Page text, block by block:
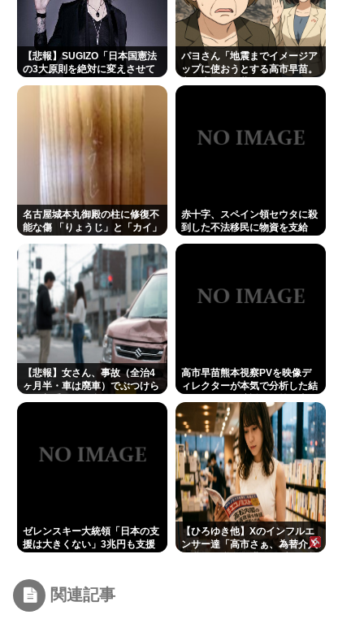
【悲報】SUGIZO「日本国憲法
の3大原則を絶対に変えさせて
パヨさん「地震までイメージア
ップに使おうとする高市早苗。
名古屋城本丸御殿の柱に修復不
能な傷 「りょうじ」と「カイ」
赤十字、スペイン領セウタに殺
到した不法移民に物資を支給
【悲報】女さん、事故（全治4
ヶ月半・車は廃車）でぶつけら
高市早苗熊本視察PVを映像デ
ィレクターが本気で分析した結
やろうとしてたと発覚する
ゼレンスキー大統領「日本の支
援は大きくない」3兆円も支援
【ひろゆき他】Xのインフルエ
ンサー達「高市さぁ、為替介入
関連記事